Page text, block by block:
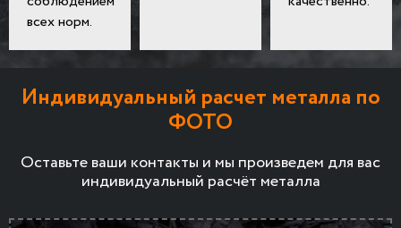
всех норм.
Индивидуальный расчет металла по
ФОТО
Оставьте ваши контакты и мы произведем для вас
индивидуальный расчёт металла